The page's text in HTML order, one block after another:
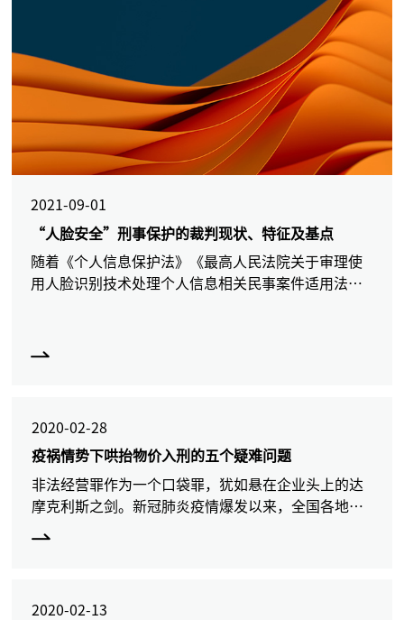
2021-09-01
“人脸安全”刑事保护的裁判现状、特征及基点
随着《个人信息保护法》《最高人民法院关于审理使
用人脸识别技术处理个人信息相关民事案件适用法律
众‘人脸
2020-02-28
疫祸情势下哄抬物价入刑的五个疑难问题
非法经营罪作为一个口袋罪，犹如悬在企业头上的达
摩克利斯之剑。新冠肺炎疫情爆发以来，全国各地市
2020-02-13